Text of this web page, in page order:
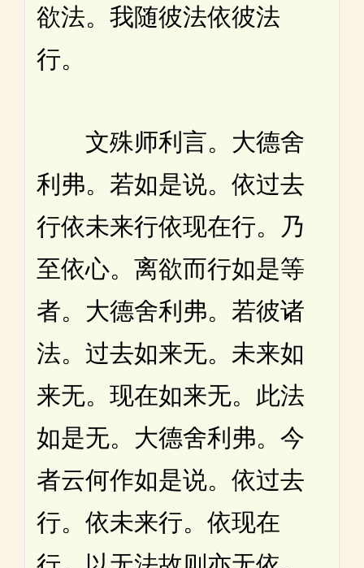
欲法。我随彼法依彼法
行。
文殊师利言。大德舍
利弗。若如是说。依过去
行依未来行依现在行。乃
至依心。离欲而行如是等
者。大德舍利弗。若彼诸
法。过去如来无。未来如
来无。现在如来无。此法
如是无。大德舍利弗。今
者云何作如是说。依过去
行。依未来行。依现在